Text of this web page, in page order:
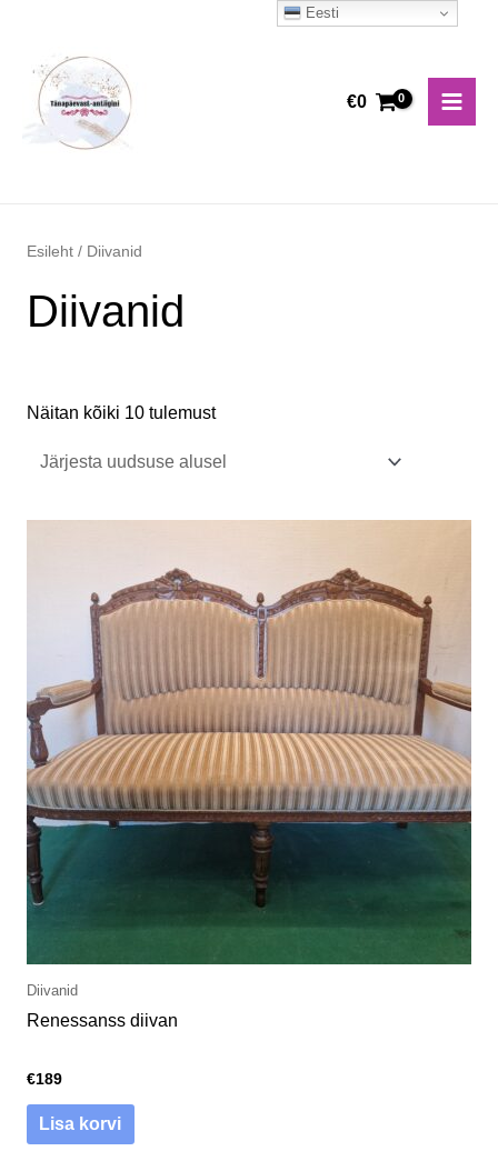
content
€0
Main
Esileht/ Diivanid
Diivanid
Näitan kõiki 10 tulemust
Diivanid
Renessanss diivan
€189
Lisa korvi
Eesti